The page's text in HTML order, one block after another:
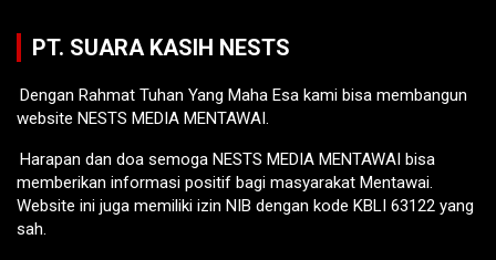
PT. SUARA KASIH NESTS
Dengan Rahmat Tuhan Yang Maha Esa kami bisa membangun
website NESTS MEDIA MENTAWAI.
Harapan dan doa semoga NESTS MEDIA MENTAWAI bisa
memberikan informasi positif bagi masyarakat Mentawai.
Website ini juga memiliki izin NIB dengan kode KBLI 63122 yang
sah.